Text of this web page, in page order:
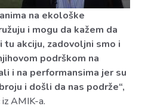
na ekološke
i mogu da kažem da
akciju, zadovoljni smo i
podrškom na
i na performansima jer su
i došli da nas podrže“,
AMIK-a.